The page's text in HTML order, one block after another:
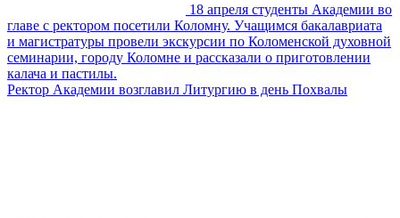
18 апреля студенты Академии во
главе с ректором посетили Коломну. Учащимся бакалавриата
и магистратуры провели экскурсии по Коломенской духовной
семинарии, городу Коломне и рассказали о приготовлении
калача и пастилы.
Ректор Академии возглавил Литургию в день Похвалы